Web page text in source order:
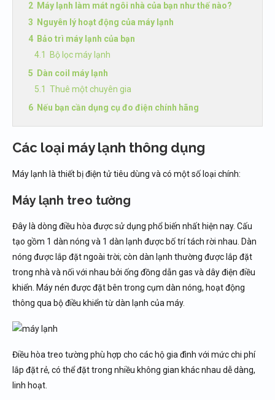
Máy lạnh làm mát ngôi nhà của bạn như thế nào?
Nguyên lý hoạt động của máy lạnh
Bảo trì máy lạnh của bạn
Bộ lọc máy lạnh
Dàn coil máy lạnh
Thuê một chuyên gia
Nếu bạn cần dụng cụ đo điện chính hãng
Các loại máy lạnh thông dụng
Máy lạnh là thiết bị điện tử tiêu dùng và có một số loại chính:
Máy lạnh treo tường
Đây là dòng điều hòa được sử dụng phổ biến nhất hiện nay. Cấu
tạo gồm 1 dàn nóng và 1 dàn lạnh được bố trí tách rời nhau. Dàn
nóng được lắp đặt ngoài trời; còn dàn lạnh thường được lắp đặt
trong nhà và nối với nhau bởi ống đồng dẫn gas và dây điện điều
khiển. Máy nén được đặt bên trong cụm dàn nóng, hoạt động
thông qua bộ điều khiển từ dàn lạnh của máy.
Điều hòa treo tường phù hợp cho các hộ gia đình với mức chi phí
lắp đặt rẻ, có thể đặt trong nhiều không gian khác nhau dễ dàng,
linh hoạt.